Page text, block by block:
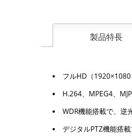
製品特長
フルHD（
H.264、MPEG4、
WDR機能搭載で、逆
デジタルPTZ機能搭